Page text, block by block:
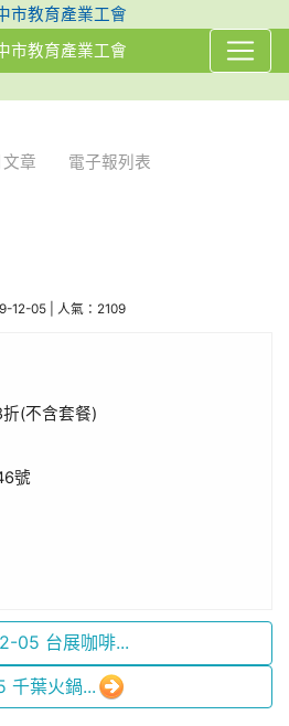
市教育產業工會
章 電子報列表
12-05 | 人氣：2109
(不含套餐)
號
05 台展咖啡...
千葉火鍋...